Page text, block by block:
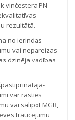
vinčestera PN
rezultātā.
no ierindas –
vai nepareizas
dzinēja vadības
var rasties
vai salīpot MGB,
traucējumu